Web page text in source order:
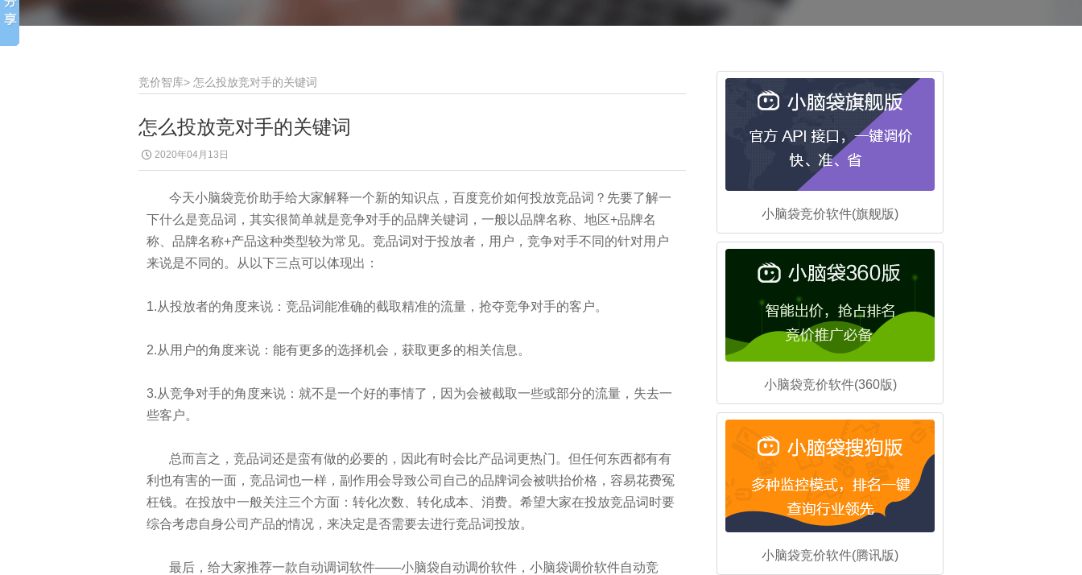
小脑袋竞价软件(旗舰版)
小脑袋竞价软件(360版)
小脑袋竞价软件(腾讯版)
竞价智库> 怎么投放竞对手的关键词
怎么投放竞对手的关键词
2020年04月13日
今天小脑袋竞价助手给大家解释一个新的知识点，百度竞价如何投放竞品词？先要了解一
下什么是竞品词，其实很简单就是竞争对手的品牌关键词，一般以品牌名称、地区+品牌名
称、品牌名称+产品这种类型较为常见。竞品词对于投放者，用户，竞争对手不同的针对用户
来说是不同的。从以下三点可以体现出：
1.从投放者的角度来说：竞品词能准确的截取精准的流量，抢夺竞争对手的客户。
2.从用户的角度来说：能有更多的选择机会，获取更多的相关信息。
3.从竞争对手的角度来说：就不是一个好的事情了，因为会被截取一些或部分的流量，失去一
些客户。
总而言之，竞品词还是蛮有做的必要的，因此有时会比产品词更热门。但任何东西都有有
利也有害的一面，竞品词也一样，副作用会导致公司自己的品牌词会被哄抬价格，容易花费冤
枉钱。在投放中一般关注三个方面：转化次数、转化成本、消费。希望大家在投放竞品词时要
综合考虑自身公司产品的情况，来决定是否需要去进行竞品词投放。
最后，给大家推荐一款自动调词软件——小脑袋自动调价软件，小脑袋调价软件自动竞